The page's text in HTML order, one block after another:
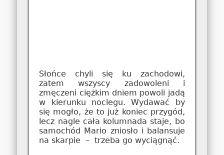
Słońce chyli się ku zachodowi,
zatem wszyscy zadowoleni i
zmęczeni ciężkim dniem powoli jadą
w kierunku noclegu. Wydawać by
się mogło, że to już koniec przygód,
lecz nagle cała kolumnada staje, bo
samochód Mario zniosło i balansuje
na skarpie – trzeba go wyciągnąć.